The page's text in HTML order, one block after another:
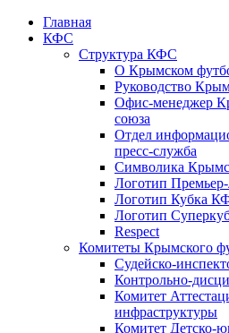
Главная
КФС
Структура КФС
О Крымском
Руководство
Офис-менеджер
союза
Отдел
пресс-служба
Символика
Логотип
Логотип Кубка
Логотип
Respect
Комитеты Крымского
Судейско-
Контрольно-
Комитет
инфраструктуры
Комитет Детско-